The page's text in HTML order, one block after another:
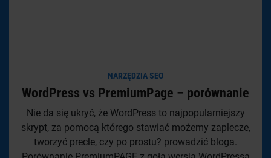
NARZĘDZIA SEO
WordPress vs PremiumPage – porównanie
Nie da się ukryć, że WordPress to najpopularniejszy
skrypt, za pomocą którego stawiać możemy zaplecze,
tworzyć precle, czy po prostu? prowadzić bloga.